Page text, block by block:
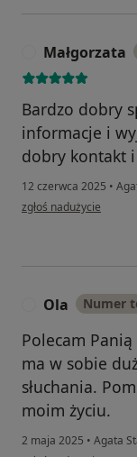
Małgorzata
Bardzo dobry
informacje i
dobry kontakt
12 czerwca 2025 •
w opinii użytkownika
zgłoś nadużycie
Ola Numer
Polecam
ma w sobie
słuchania.
moim życiu.
2 maja 2025 • Agata